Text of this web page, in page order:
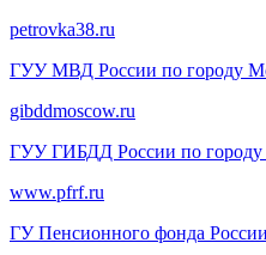
petrovka38.ru
ГУУ МВД России по городу
gibddmoscow.ru
ГУУ ГИБДД России по городу
www.pfrf.ru
ГУ Пенсионного фонда